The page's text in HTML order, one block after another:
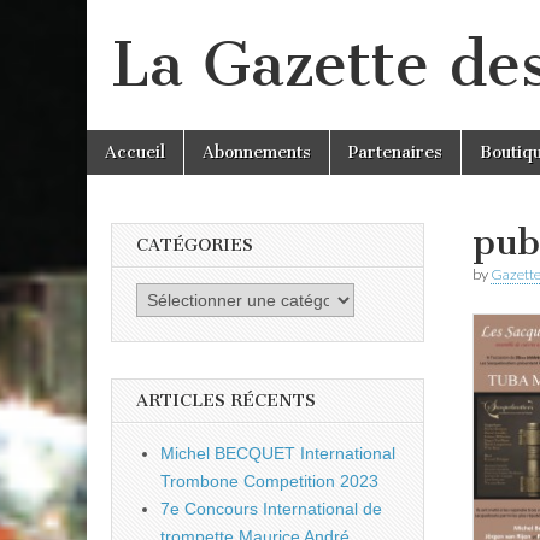
La Gazette
Main
menu
Skip
Accueil Abonnements Partenaires
by
CATÉGORIES
Catégories
ARTICLES RÉCENTS
Michel BECQUET International
Trombone Competition 2023
7e Concours International de